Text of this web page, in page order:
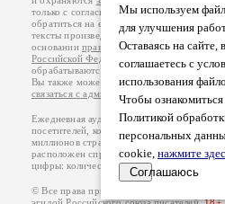
Мы используем
для улучшения
Оставаясь на сайте,
соглашаетесь с
использования
Чтобы ознакомиться
Политикой
персональных
cookie, нажмите
Соглашаюсь
только с согласия его автора, к которому
обратиться на его авторской странице.
тексты произведений авторы несут
основанииправил публикациии
Российской Федерации
обрабатываются на основанииПолитики
Вы также можете посмотреть более
связаться с администрацией
Ежедневная аудитория портала Стихи.ру
посетителей, которые в общей сумме
миллионов страниц по данным счетчика
расположен справа от этого текста. В
цифры: количество просмотров и
© Все права принадлежат авторам, 2000-